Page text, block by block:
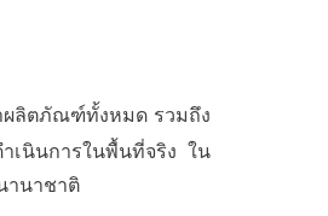
ผลิตภัณฑ์ทั้งหมด รวมถึง
เนินการในพื้นที่จริง ใน
านาชาติ